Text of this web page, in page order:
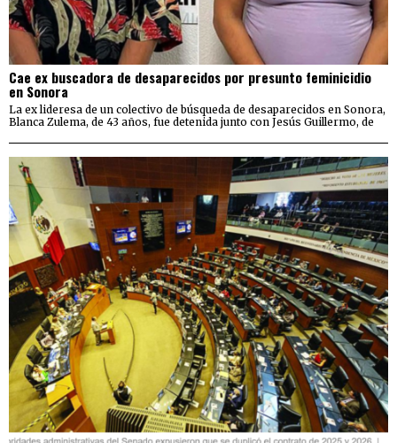
Cae ex buscadora de desaparecidos por presunto feminicidio
en Sonora
La ex lideresa de un colectivo de búsqueda de desaparecidos en Sonora,
Blanca Zulema, de 43 años, fue detenida junto con Jesús Guillermo, de